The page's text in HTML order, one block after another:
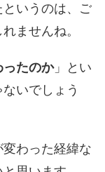
いうのは、ご
ませんね。
ったのか」とい
いでしょう
変わった経緯な